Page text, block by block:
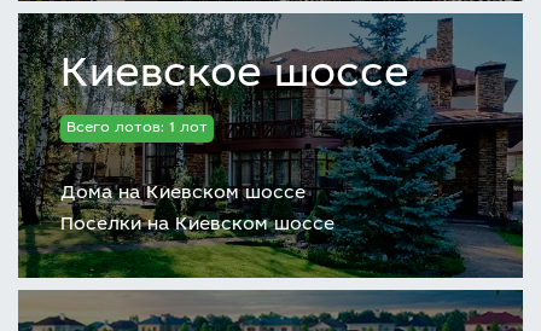
Киевское шоссе
Всего лотов: 1 лот
Дома на Киевском шоссе
Поселки на Киевском шоссе